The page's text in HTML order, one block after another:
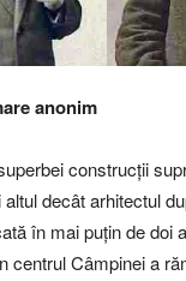
anonim
construcții
decât arhitectul
în mai puțin de doi
centrul Câmpinei a